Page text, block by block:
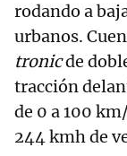
rodando a
urbanos.
tronicde
tracción
de 0 a 100
244 kmh de